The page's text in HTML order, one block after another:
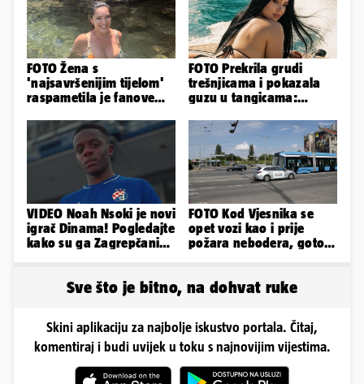
FOTO Žena s
'najsavršenijim tijelom'
raspametila je fanove
plićaka
FOTO Prekrila grudi
trešnjicama i pokazala
guzu u tangicama:
Slavonka
VIDEO Noah Nsoki je novi
igrač Dinama! Pogledajte
kako su ga Zagrepčani
FOTO Kod Vjesnika se
opet vozi kao i prije
požara nebodera, gotovi
Sve što je bitno, na dohvat ruke
Skini aplikaciju za najbolje iskustvo portala. Čitaj,
komentiraj i budi uvijek u toku s najnovijim vijestima.